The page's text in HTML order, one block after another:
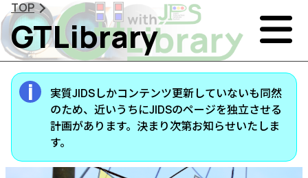
TOP
GTLibrary
実質JIDSしかコンテンツ更新していないも同然
のため、近いうちにJIDSのページを独立させる
計画があります。決まり次第お知らせいたしま
す。